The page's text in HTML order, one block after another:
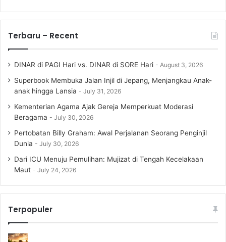
Terbaru – Recent
DINAR di PAGI Hari vs. DINAR di SORE Hari August 3, 2026
Superbook Membuka Jalan Injil di Jepang, Menjangkau Anak-
anak hingga Lansia
July 31, 2026
Kementerian Agama Ajak Gereja Memperkuat Moderasi
Beragama
July 30, 2026
Pertobatan Billy Graham: Awal Perjalanan Seorang Penginjil
Dunia
July 30, 2026
Dari ICU Menuju Pemulihan: Mujizat di Tengah Kecelakaan
Maut
July 24, 2026
Terpopuler